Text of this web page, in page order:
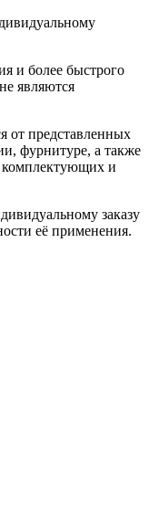
и более быстрого
являются
от представленных
фурнитуре, а также
комплектующих и
заказу
её применения.